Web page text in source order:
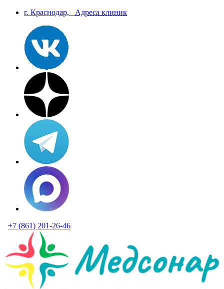
г. Краснодар, Aдреса клиник
+7 (861) 201-26-46